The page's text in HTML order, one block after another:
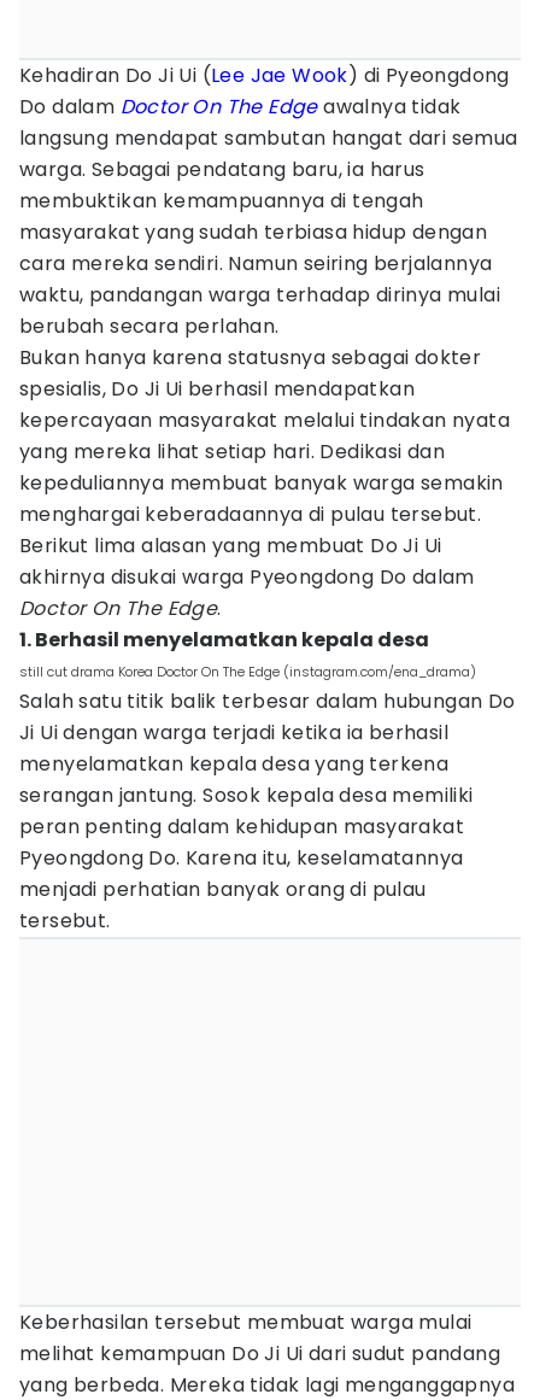
Kehadiran Do Ji Ui (Lee Jae Wook) di Pyeongdong
Do dalam Doctor On The Edgeawalnya tidak
langsung mendapat sambutan hangat dari semua
warga. Sebagai pendatang baru, ia harus
membuktikan kemampuannya di tengah
masyarakat yang sudah terbiasa hidup dengan
cara mereka sendiri. Namun seiring berjalannya
waktu, pandangan warga terhadap dirinya mulai
berubah secara perlahan.
Bukan hanya karena statusnya sebagai dokter
spesialis, Do Ji Ui berhasil mendapatkan
kepercayaan masyarakat melalui tindakan nyata
yang mereka lihat setiap hari. Dedikasi dan
kepeduliannya membuat banyak warga semakin
menghargai keberadaannya di pulau tersebut.
Berikut lima alasan yang membuat Do Ji Ui
akhirnya disukai warga Pyeongdong Do dalam
Doctor On The Edge.
1. Berhasil menyelamatkan kepala desa
still cut drama Korea Doctor On The Edge (instagram.com/ena_drama)
Salah satu titik balik terbesar dalam hubungan Do
Ji Ui dengan warga terjadi ketika ia berhasil
menyelamatkan kepala desa yang terkena
serangan jantung. Sosok kepala desa memiliki
peran penting dalam kehidupan masyarakat
Pyeongdong Do. Karena itu, keselamatannya
menjadi perhatian banyak orang di pulau
tersebut.
Keberhasilan tersebut membuat warga mulai
melihat kemampuan Do Ji Ui dari sudut pandang
yang berbeda. Mereka tidak lagi menganggapnya